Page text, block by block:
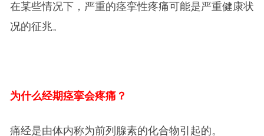
在某些情况下，严重的痉挛性疼痛可能是严重健康状
况的征兆。
为什么经期痉挛会疼痛？
痛经是由体内称为前列腺素的化合物引起的。